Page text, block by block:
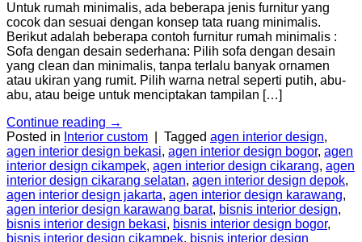
Untuk rumah minimalis, ada beberapa jenis furnitur yang
cocok dan sesuai dengan konsep tata ruang minimalis.
Berikut adalah beberapa contoh furnitur rumah minimalis :
Sofa dengan desain sederhana: Pilih sofa dengan desain
yang clean dan minimalis, tanpa terlalu banyak ornamen
atau ukiran yang rumit. Pilih warna netral seperti putih, abu-
abu, atau beige untuk menciptakan tampilan […]
Continue reading →
Posted in Interior custom Tagged agen interior design,
agen interior design bekasi, agen interior design bogor, agen
interior design cikampek, agen interior design cikarang, agen
interior design cikarang selatan, agen interior design depok,
agen interior design jakarta, agen interior design karawang,
agen interior design karawang barat, bisnis interior design,
bisnis interior design bekasi, bisnis interior design bogor,
bisnis interior design cikampek, bisnis interior design